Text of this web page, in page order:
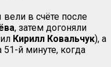
в счёте после
, затем догоняли
Кирилл Ковальчук), а
й минуте, когда